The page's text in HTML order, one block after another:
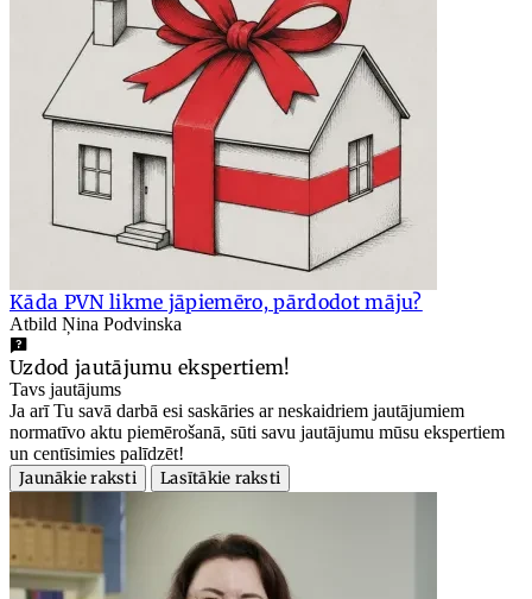
Kāda PVN likme jāpiemēro, pārdodot māju?
Atbild Ņina Podvinska
Uzdod jautājumu ekspertiem!
Tavs jautājums
Ja arī Tu savā darbā esi saskāries ar neskaidriem jautājumiem
normatīvo aktu piemērošanā, sūti savu jautājumu mūsu ekspertiem
un centīsimies palīdzēt!
Jaunākie raksti
Lasītākie raksti